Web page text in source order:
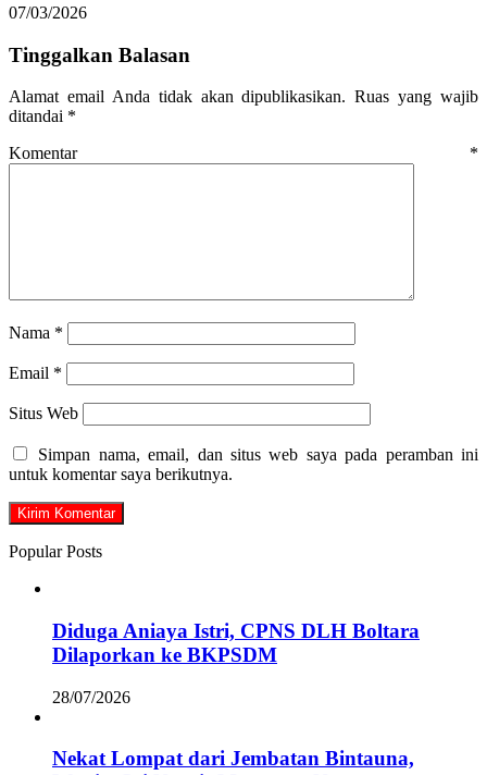
07/03/2026
Tinggalkan Balasan
Alamat email Anda tidak akan dipublikasikan. Ruas yang wajib
ditandai *
Komentar *
Nama *
Email *
Situs Web
Simpan nama, email, dan situs web saya pada peramban ini
untuk komentar saya berikutnya.
Popular Posts
Diduga Aniaya Istri, CPNS DLH Boltara
Dilaporkan ke BKPSDM
28/07/2026
Nekat Lompat dari Jembatan Bintauna,